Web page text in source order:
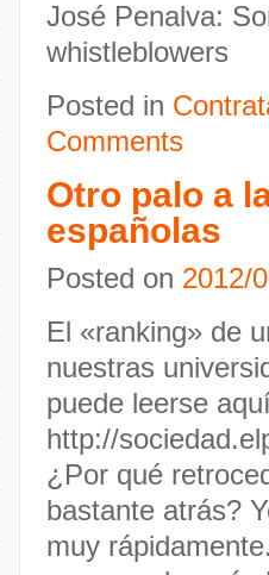
José Penalva:
whistleblowers
Posted in
Comments
Otro palo a
españolas
Posted on 2012/
El «ranking» de
nuestras
puede leerse
http://
¿Por qué
bastante atrás?
muy